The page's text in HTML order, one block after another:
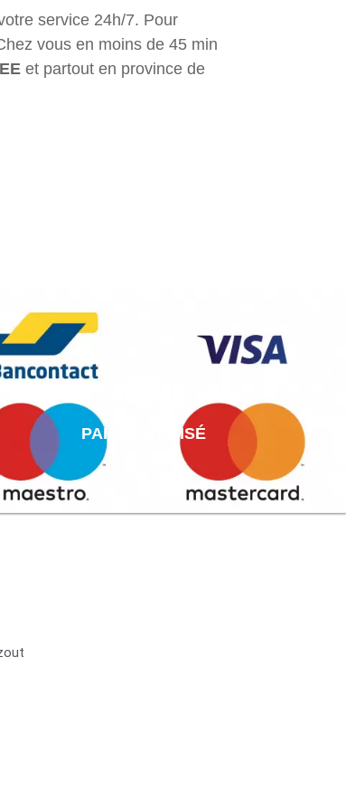
service 24h/7. Pour
vous en moins de 45 min
et partout en province de
PAIEMENT AISÉ